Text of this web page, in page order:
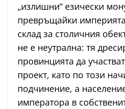
„излишни“ езически
превръщайки империята
склад за столичния
не е неутрална: тя
провинцията да
проект, като по този
подчинение, а
императора в